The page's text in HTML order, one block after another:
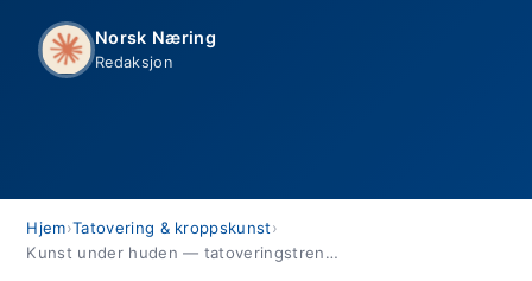
Norsk Næring
Redaksjon
Hjem›Tatovering & kroppskunst›
Kunst under huden — tatoveringstrends fra hele verden